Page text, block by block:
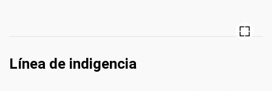
Línea de indigencia